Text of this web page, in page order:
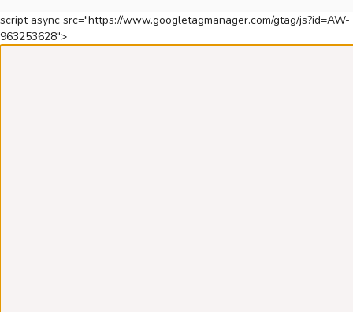
script async src="https://www.googletagmanager.com/gtag/js?id=AW-
963253628">